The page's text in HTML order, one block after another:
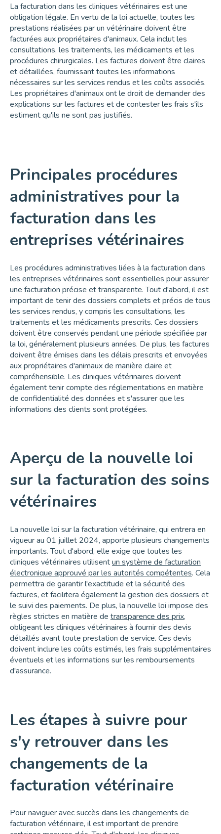
La facturation dans les cliniques vétérinaires est une
obligation légale. En vertu de la loi actuelle, toutes les
prestations réalisées par un vétérinaire doivent être
facturées aux propriétaires d'animaux. Cela inclut les
consultations, les traitements, les médicaments et les
procédures chirurgicales. Les factures doivent être claires
et détaillées, fournissant toutes les informations
nécessaires sur les services rendus et les coûts associés.
Les propriétaires d'animaux ont le droit de demander des
explications sur les factures et de contester les frais s'ils
estiment qu'ils ne sont pas justifiés.
Principales procédures
administratives pour la
facturation dans les
entreprises vétérinaires
Les procédures administratives liées à la facturation dans
les entreprises vétérinaires sont essentielles pour assurer
une facturation précise et transparente. Tout d'abord, il est
important de tenir des dossiers complets et précis de tous
les services rendus, y compris les consultations, les
traitements et les médicaments prescrits. Ces dossiers
doivent être conservés pendant une période spécifiée par
la loi, généralement plusieurs années. De plus, les factures
doivent être émises dans les délais prescrits et envoyées
aux propriétaires d'animaux de manière claire et
compréhensible. Les cliniques vétérinaires doivent
également tenir compte des réglementations en matière
de confidentialité des données et s'assurer que les
informations des clients sont protégées.
Aperçu de la nouvelle loi
sur la facturation des soins
vétérinaires
La nouvelle loi sur la facturation vétérinaire, qui entrera en
vigueur au 01 juillet 2024, apporte plusieurs changements
importants. Tout d'abord, elle exige que toutes les
cliniques vétérinaires utilisentun système de facturation
électronique approuvé par les autorités compétentes. Cela
permettra de garantir l'exactitude et la sécurité des
factures, et facilitera également la gestion des dossiers et
le suivi des paiements. De plus, la nouvelle loi impose des
règles strictes en matière de transparence des prix,
obligeant les cliniques vétérinaires à fournir des devis
détaillés avant toute prestation de service. Ces devis
doivent inclure les coûts estimés, les frais supplémentaires
éventuels et les informations sur les remboursements
d'assurance.
Les étapes à suivre pour
s'y retrouver dans les
changements de la
facturation vétérinaire
Pour naviguer avec succès dans les changements de
facturation vétérinaire, il est important de prendre